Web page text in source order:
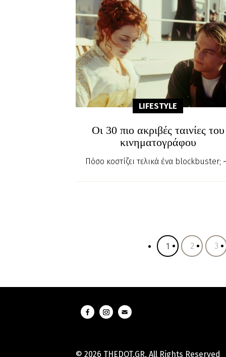
LIFESTYLE
Οι 30 πιο ακριβές ταινίες του
κινηματογράφου
Πόσο κοστίζει τελικά ένα blockbuster;
1 2 3
© 2026 THEDOT.GR. All Rights Reserved